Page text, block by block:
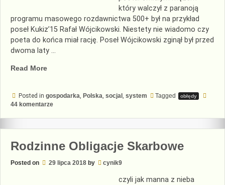
który walczył z paranoją
programu masowego rozdawnictwa 500+ był na przykład
poseł Kukiz’15 Rafał Wójcikowski. Niestety nie wiadomo czy
poeta do końca miał rację. Poseł Wójcikowski zginął był przed
dwoma laty …
Read More„Zatruty
Posted in gospodarka Polska socjal system Tagged obłędy
44 komentarzedo
owoc
Rodzinne Obligacje Skarbowe
Posted on 29 lipca 2018 by cynik9
czyli jak manna z nieba